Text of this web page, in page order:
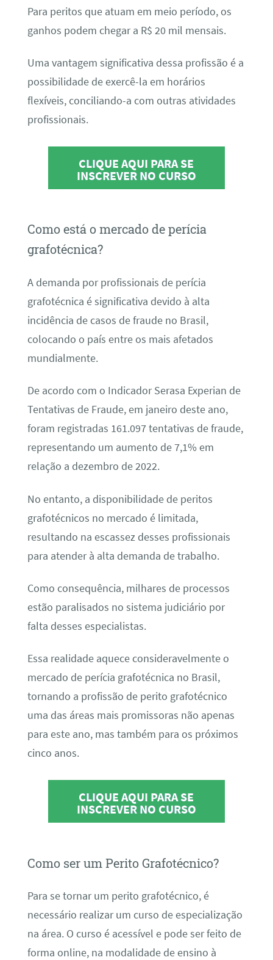
Para peritos que atuam em meio período, os
ganhos podem chegar a R$ 20 mil mensais.
Uma vantagem significativa dessa profissão é a
possibilidade de exercê-la em horários
flexíveis, conciliando-a com outras atividades
profissionais.
CLIQUE AQUI PARA SE
INSCREVER NO CURSO
Como está o mercado de perícia
grafotécnica?
A demanda por profissionais de perícia
grafotécnica é significativa devido à alta
incidência de casos de fraude no Brasil,
colocando o país entre os mais afetados
mundialmente.
De acordo com o Indicador Serasa Experian de
Tentativas de Fraude, em janeiro deste ano,
foram registradas 161.097 tentativas de fraude,
representando um aumento de 7,1% em
relação a dezembro de 2022.
No entanto, a disponibilidade de peritos
grafotécnicos no mercado é limitada,
resultando na escassez desses profissionais
para atender à alta demanda de trabalho.
Como consequência, milhares de processos
estão paralisados no sistema judiciário por
falta desses especialistas.
Essa realidade aquece consideravelmente o
mercado de perícia grafotécnica no Brasil,
tornando a profissão de perito grafotécnico
uma das áreas mais promissoras não apenas
para este ano, mas também para os próximos
cinco anos.
CLIQUE AQUI PARA SE
INSCREVER NO CURSO
Como ser um Perito Grafotécnico?
Para se tornar um perito grafotécnico, é
necessário realizar um curso de especialização
na área. O curso é acessível e pode ser feito de
forma online, na modalidade de ensino à